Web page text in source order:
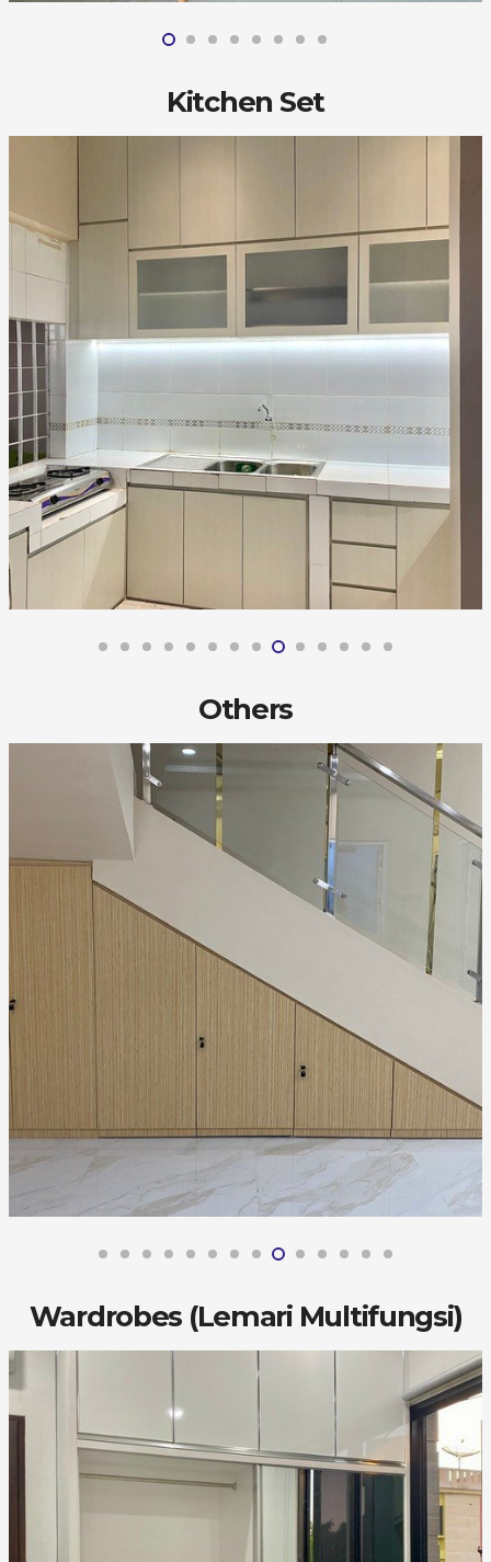
Kitchen Set
Others
Wardrobes (Lemari Multifungsi)